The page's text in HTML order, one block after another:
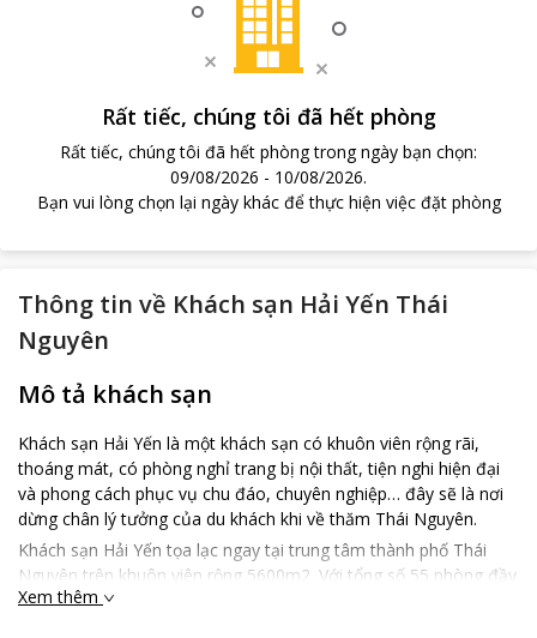
Rất tiếc, chúng tôi đã hết phòng
Rất tiếc, chúng tôi đã hết phòng trong ngày bạn chọn:
09/08/2026 - 10/08/2026.
Bạn vui lòng chọn lại ngày khác để thực hiện việc đặt phòng
Thông tin về Khách sạn Hải Yến Thái
Nguyên
Mô tả khách sạn
Khách sạn Hải Yến là một khách sạn có khuôn viên rộng rãi,
thoáng mát, có phòng nghỉ trang bị nội thất, tiện nghi hiện đại
và phong cách phục vụ chu đáo, chuyên nghiệp… đây sẽ là nơi
dừng chân lý tưởng của du khách khi về thăm Thái Nguyên.
Khách sạn Hải Yến tọa lạc ngay tại trung tâm thành phố Thái
Nguyên trên khuôn viên rộng 5600m2. Với tổng số 55 phòng đầy
đủ các trang thiết bị chất lượng cao như: Điều hòa, nóng lạnh, ti
Xem thêm